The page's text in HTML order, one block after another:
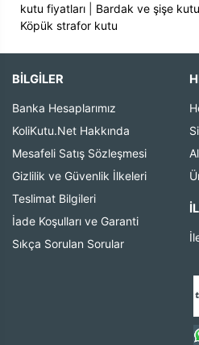
kutu fiyatları| Bardak ve şişe
Köpük strafor kutu
BİLGİLER
Banka Hesaplarımız
KoliKutu.Net Hakkında
Mesafeli Satış Sözleşmesi
Gizlilik ve Güvenlik İlkeleri
Teslimat Bilgileri
İade Koşulları ve Garanti
Sıkça Sorulan Sorular